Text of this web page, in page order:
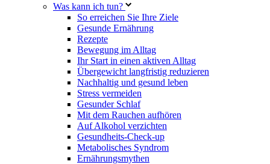
Was kann ich tun?
So erreichen Sie Ihre Ziele
Gesunde Ernährung
Rezepte
Bewegung im Alltag
Ihr Start in einen aktiven Alltag
Übergewicht langfristig reduzieren
Nachhaltig und gesund leben
Stress vermeiden
Gesunder Schlaf
Mit dem Rauchen aufhören
Auf Alkohol verzichten
Gesundheits-Check-up
Metabolisches Syndrom
Ernährungsmythen